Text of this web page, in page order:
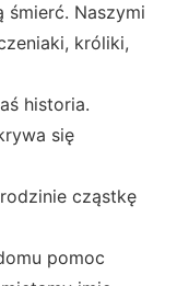
śmierć. Naszymi
króliki,
historia.
się
cząstkę
pomoc